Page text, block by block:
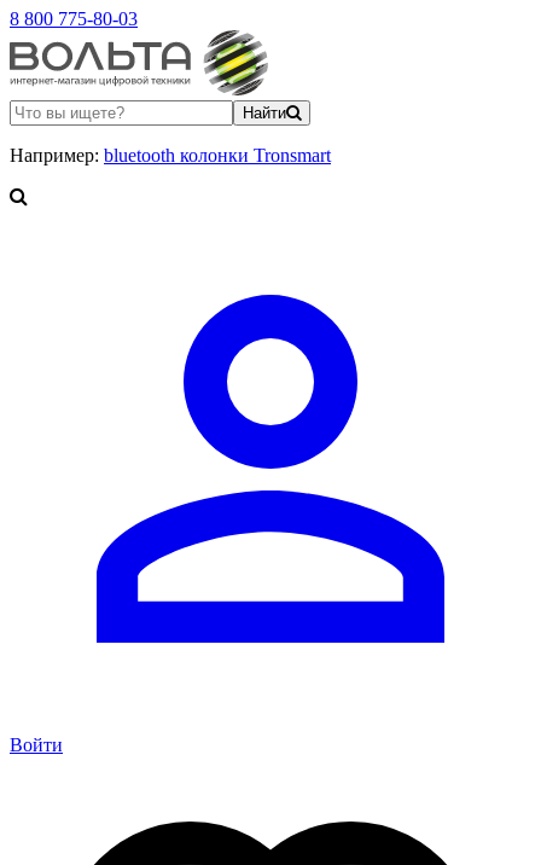
8 800 775-80-03
Найти
Например: bluetooth колонки Tronsmart
Войти